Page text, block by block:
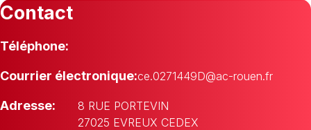
Contact
Téléphone:
Courrier électronique:ce.0271449D@ac-rouen.fr
Adresse:
8 RUE PORTEVIN
27025 EVREUX CEDEX